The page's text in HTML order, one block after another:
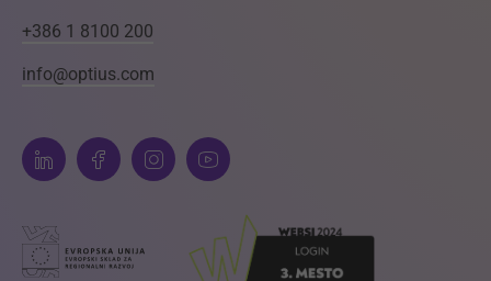
+386 1 8100 200
info@optius.com